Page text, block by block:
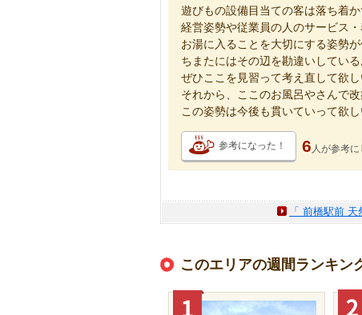
遊びもの設備目当ての客は落ち着
経営姿勢や従業員の人のサービス
お湯に入ることを大切にする姿勢が
ちまたにはその辺を勘違いしてい
ぜひここを見習って考え直して欲し
それから、ここのお風呂やさんで
この姿勢は今後も貫いていって欲し
参考になった！ 6 人が参考に
「 前橋駅前
このエリアの週間ランキン